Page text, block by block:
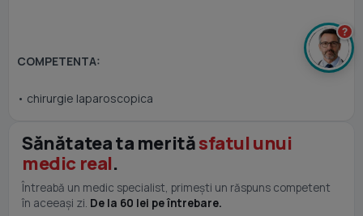
COMPETENTA:
• chirurgie laparoscopica
Sănătatea ta merităsfatul unui
medic real.
Întreabă un medic specialist, primești un răspuns competent
în aceeași zi. De la 60 lei pe întrebare.
?